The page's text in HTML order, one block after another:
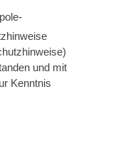
und mit
Kenntnis